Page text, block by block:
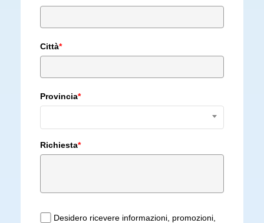
Città*
Provincia*
Richiesta*
Desidero ricevere informazioni, promozioni,